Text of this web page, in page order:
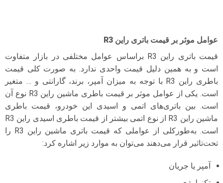
عوامل موثر بر قیمت باتری راین R3
قیمت باتری راین R3 بر‌اساس عوامل مختلفی در بازار متفاوت
است و به همین دلیل قیمت واحدی ندارد. به صورت کلی قیمت
باطری راین R3 با توجه به میزان آمپر، برند، گارانتی و … متغیر
است. یکی از عوامل موثر بر قیمت باطری ماشین راین R3 نوع آن
است. بین باتری‌های اتمی و اسیدی این خودرو، قیمت باطری
ماشین راین R3 از نوع اتمی بیشتر از قیمت باطری اسیدی راین R3
است. به‌طورکلی از عواملی که قیمت باتری ماشین راین R3 را
تحت‌تاثیر قرار می‌دهند می‌توان به موارد زیر اشاره کرد:
آمپر یا جریان